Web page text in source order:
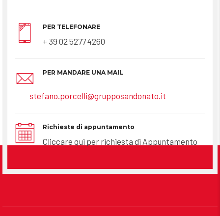
PER TELEFONARE
+ 39 02 5277 4260
PER MANDARE UNA MAIL
stefano.porcelli@grupposandonato.it
Richieste di appuntamento
Cliccare qui per richiesta di Appuntamento